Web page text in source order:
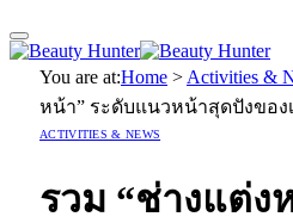
You are at:Home > Activities &
หน้า” ระดับแนวหน้าสุดปังของ
ACTIVITIES & NEWS
รวม “ช่างแต่ง